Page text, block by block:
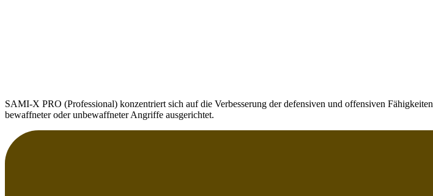
SAMI-X PRO (Professional) konzentriert sich auf die Verbesserung der defensiven und offensiven
bewaffneter oder unbewaffneter Angriffe ausgerichtet.